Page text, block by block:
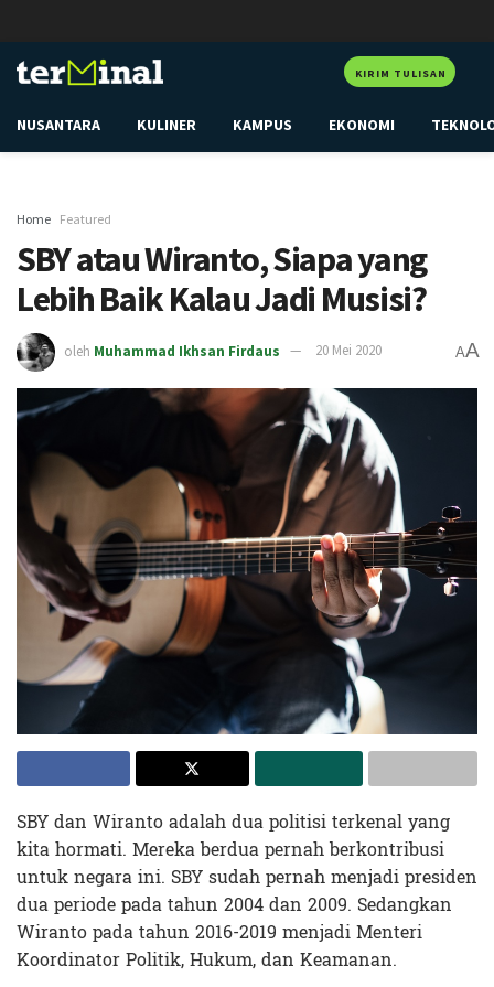
KIRIM TULISAN
NUSANTARA KULINER KAMPUS EKONOMI
Home Featured
SBY atau Wiranto, Siapa yang
Lebih Baik Kalau Jadi Musisi?
oleh Muhammad Ikhsan Firdaus 20 Mei 2020 AA
SBY dan Wiranto adalah dua politisi terkenal yang
kita hormati. Mereka berdua pernah berkontribusi
untuk negara ini. SBY sudah pernah menjadi presiden
dua periode pada tahun 2004 dan 2009. Sedangkan
Wiranto pada tahun 2016-2019 menjadi Menteri
Koordinator Politik, Hukum, dan Keamanan.